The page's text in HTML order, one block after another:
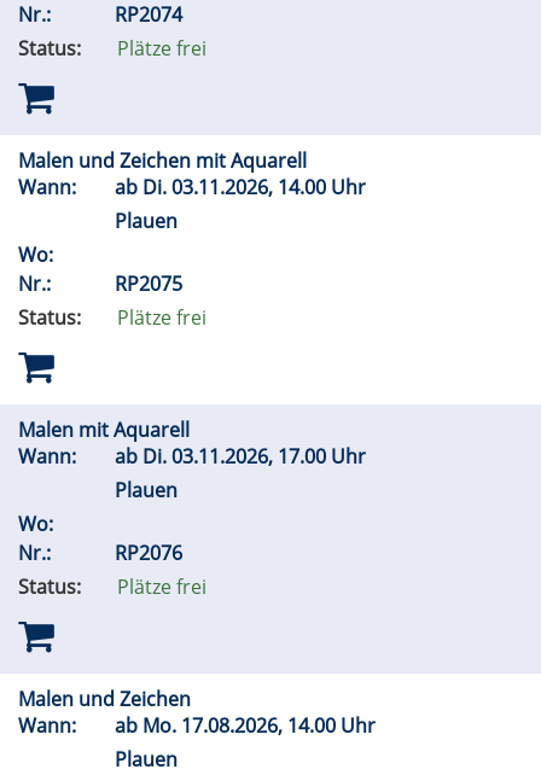
Nr.:
RP2074
Status:
Plätze frei
Malen und Zeichen mit Aquarell
Wann:
ab Di.03.11.2026, 14.00 Uhr
Plauen
Wo:
Nr.:
RP2075
Status:
Plätze frei
Malen mit Aquarell
Wann:
ab Di.03.11.2026, 17.00 Uhr
Plauen
Wo:
Nr.:
RP2076
Status:
Plätze frei
Malen und Zeichen
Wann:
ab Mo. 17.08.2026, 14.00 Uhr
Plauen